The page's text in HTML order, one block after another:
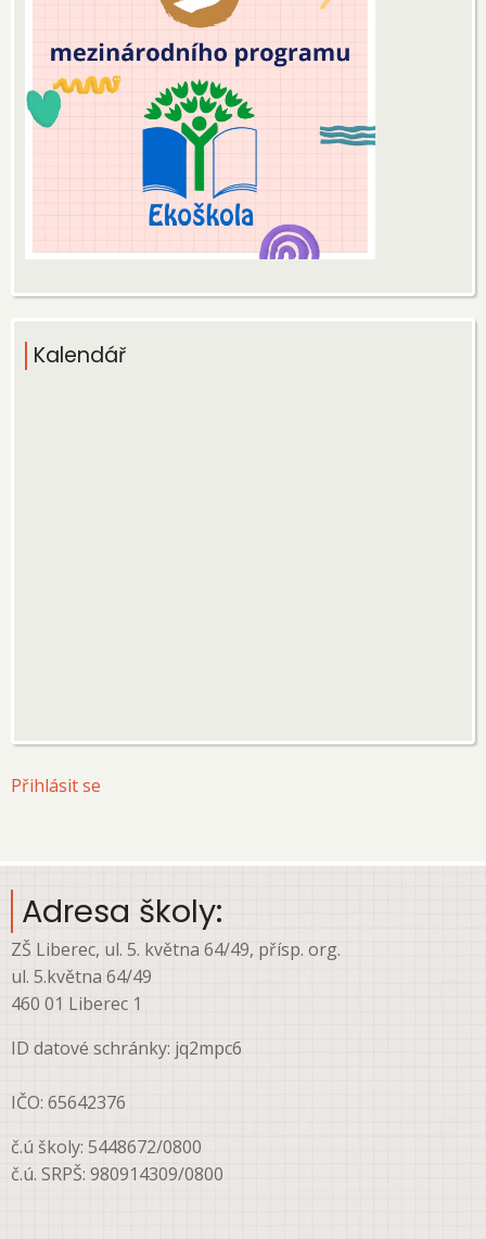
Kalendář
User
menu
Přihlásit se
Adresa školy:
ZŠ Liberec, ul. 5. května 64/49, přísp. org.
ul. 5.května 64/49
460 01 Liberec 1
ID datové schránky: jq2mpc6
IČO: 65642376
č.ú školy: 5448672/0800
č.ú. SRPŠ: 980914309/0800